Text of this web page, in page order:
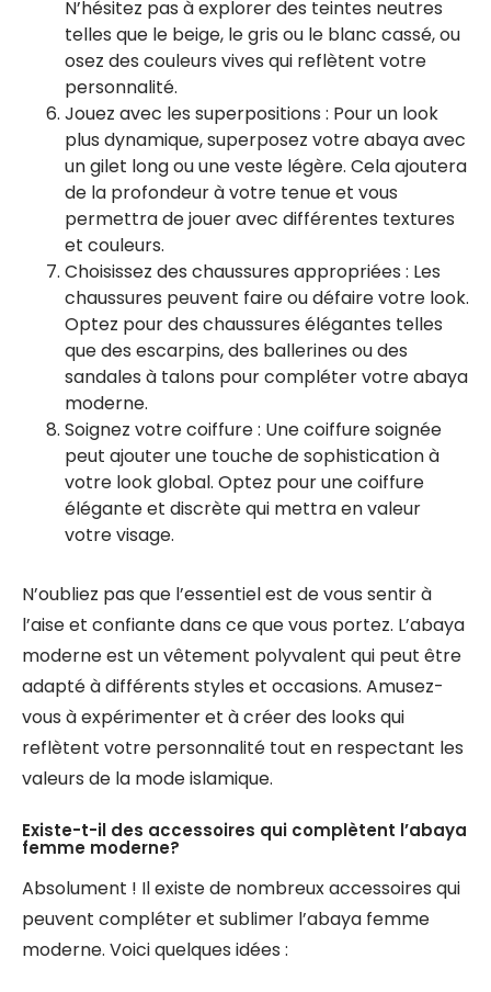
N’hésitez pas à explorer des teintes neutres
telles que le beige, le gris ou le blanc cassé, ou
osez des couleurs vives qui reflètent votre
personnalité.
Jouez avec les superpositions : Pour un look
plus dynamique, superposez votre abaya avec
un gilet long ou une veste légère. Cela ajoutera
de la profondeur à votre tenue et vous
permettra de jouer avec différentes textures
et couleurs.
Choisissez des chaussures appropriées : Les
chaussures peuvent faire ou défaire votre look.
Optez pour des chaussures élégantes telles
que des escarpins, des ballerines ou des
sandales à talons pour compléter votre abaya
moderne.
Soignez votre coiffure : Une coiffure soignée
peut ajouter une touche de sophistication à
votre look global. Optez pour une coiffure
élégante et discrète qui mettra en valeur
votre visage.
N’oubliez pas que l’essentiel est de vous sentir à
l’aise et confiante dans ce que vous portez. L’abaya
moderne est un vêtement polyvalent qui peut être
adapté à différents styles et occasions. Amusez-
vous à expérimenter et à créer des looks qui
reflètent votre personnalité tout en respectant les
valeurs de la mode islamique.
Existe-t-il des accessoires qui complètent l’abaya
femme moderne?
Absolument ! Il existe de nombreux accessoires qui
peuvent compléter et sublimer l’abaya femme
moderne. Voici quelques idées :